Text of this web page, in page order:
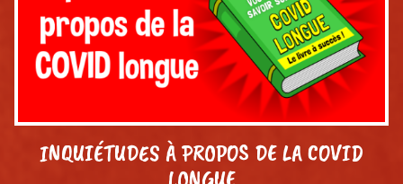
INQUIÉTUDES À PROPOS DE LA COVID